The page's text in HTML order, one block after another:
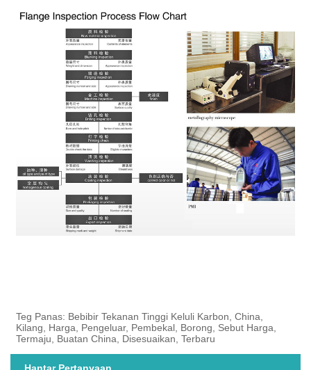
Teg Panas: Bebibir Tekanan Tinggi Keluli Karbon, China,
Kilang, Harga, Pengeluar, Pembekal, Borong, Sebut Harga,
Termaju, Buatan China, Disesuaikan, Terbaru